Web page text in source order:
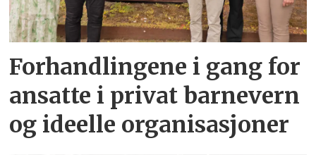
Forhandlingene i gang for
ansatte i privat barnevern
og ideelle organisasjoner